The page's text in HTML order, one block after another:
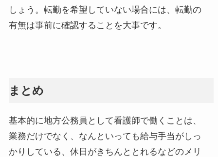
しょう。転勤を希望していない場合には、転勤の
有無は事前に確認することを大事です。
まとめ
基本的に地方公務員として看護師で働くことは、
業務だけでなく、なんといっても給与手当がしっ
かりしている、休日がきちんととれるなどのメリ